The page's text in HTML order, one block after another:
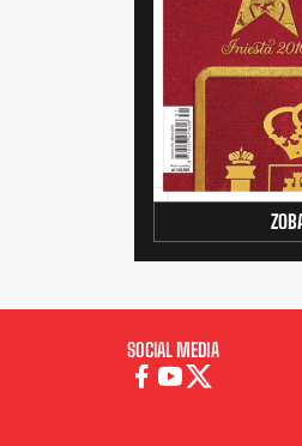
SOCIAL MEDIA